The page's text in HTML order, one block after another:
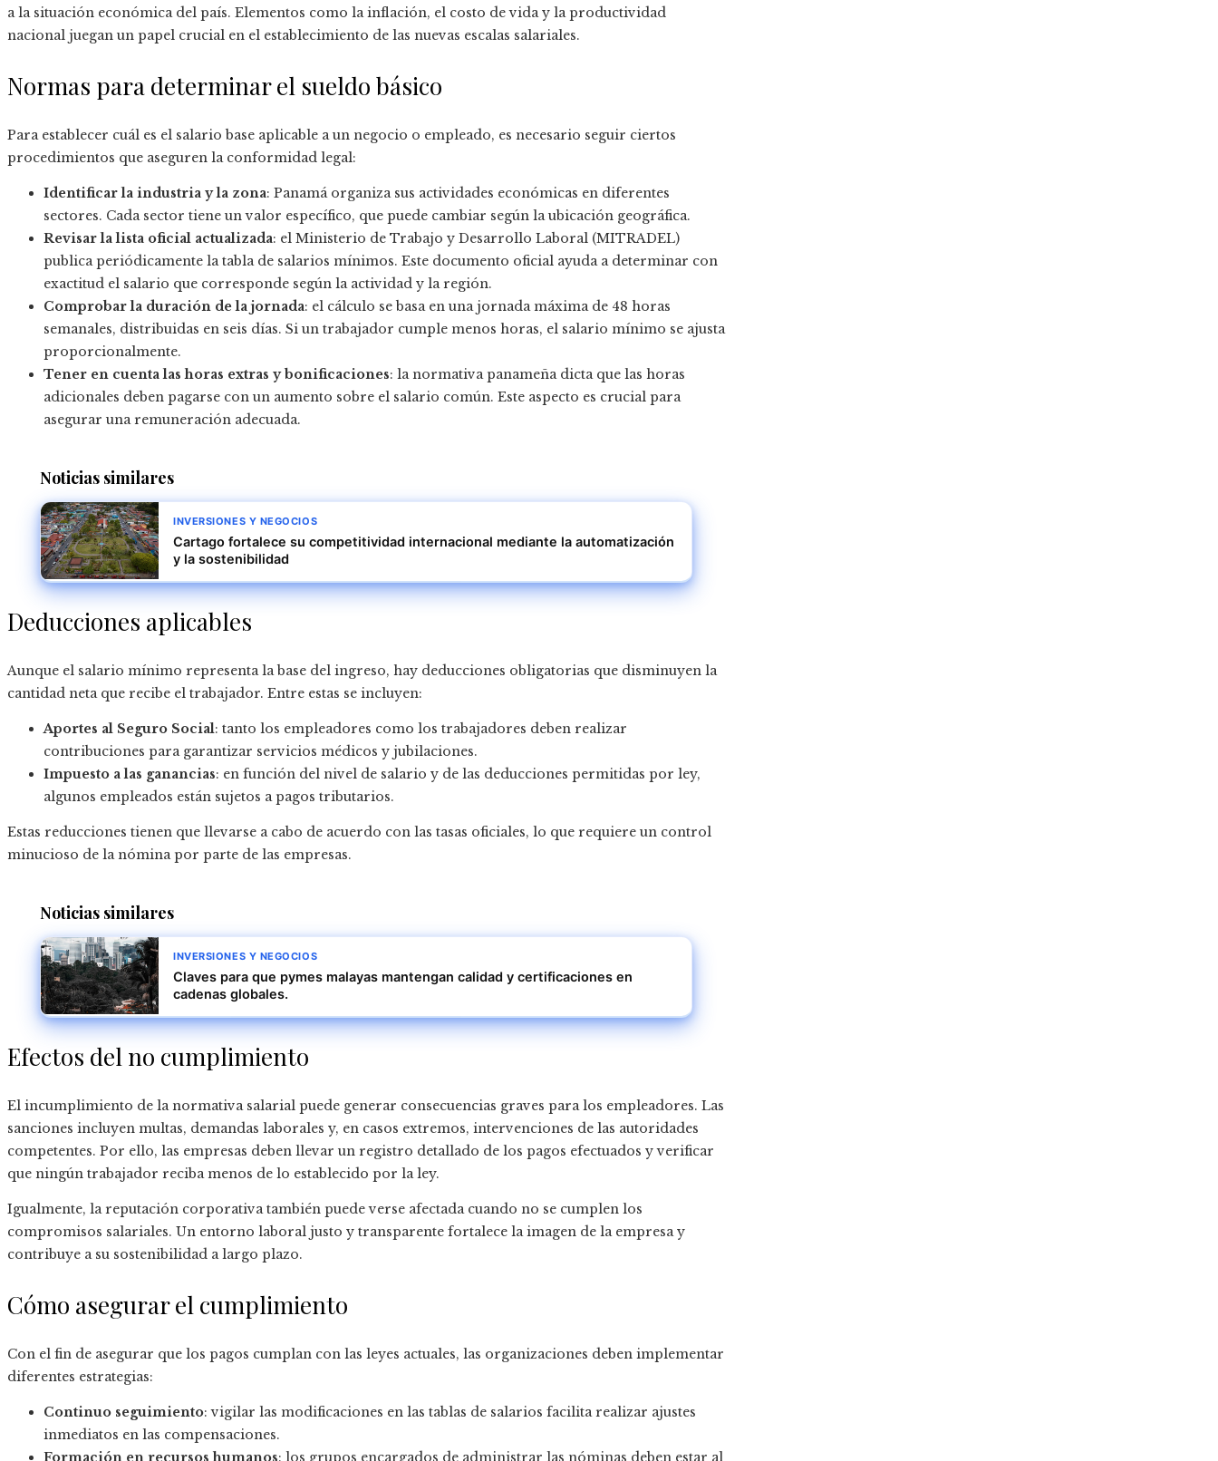
a la situación económica del país. Elementos como la inflación, el costo de vida y la productividad
nacional juegan un papel crucial en el establecimiento de las nuevas escalas salariales.
Normas para determinar el sueldo básico
Para establecer cuál es el salario base aplicable a un negocio o empleado, es necesario seguir ciertos
procedimientos que aseguren la conformidad legal:
Identificar la industria y la zona: Panamá organiza sus actividades económicas en diferentes
sectores. Cada sector tiene un valor específico, que puede cambiar según la ubicación geográfica.
Revisar la lista oficial actualizada: el Ministerio de Trabajo y Desarrollo Laboral (MITRADEL)
publica periódicamente la tabla de salarios mínimos. Este documento oficial ayuda a determinar con
exactitud el salario que corresponde según la actividad y la región.
Comprobar la duración de la jornada: el cálculo se basa en una jornada máxima de 48 horas
semanales, distribuidas en seis días. Si un trabajador cumple menos horas, el salario mínimo se ajusta
proporcionalmente.
Tener en cuenta las horas extras y bonificaciones: la normativa panameña dicta que las horas
adicionales deben pagarse con un aumento sobre el salario común. Este aspecto es crucial para
asegurar una remuneración adecuada.
Noticias similares
INVERSIONES Y NEGOCIOS
Cartago fortalece su competitividad internacional mediante la automatización
y la sostenibilidad
Deducciones aplicables
Aunque el salario mínimo representa la base del ingreso, hay deducciones obligatorias que disminuyen la
cantidad neta que recibe el trabajador. Entre estas se incluyen:
Aportes al Seguro Social: tanto los empleadores como los trabajadores deben realizar
contribuciones para garantizar servicios médicos y jubilaciones.
Impuesto a las ganancias: en función del nivel de salario y de las deducciones permitidas por ley,
algunos empleados están sujetos a pagos tributarios.
Estas reducciones tienen que llevarse a cabo de acuerdo con las tasas oficiales, lo que requiere un control
minucioso de la nómina por parte de las empresas.
Noticias similares
INVERSIONES Y NEGOCIOS
Claves para que pymes malayas mantengan calidad y certificaciones en
cadenas globales.
Efectos del no cumplimiento
El incumplimiento de la normativa salarial puede generar consecuencias graves para los empleadores. Las
sanciones incluyen multas, demandas laborales y, en casos extremos, intervenciones de las autoridades
competentes. Por ello, las empresas deben llevar un registro detallado de los pagos efectuados y verificar
que ningún trabajador reciba menos de lo establecido por la ley.
Igualmente, la reputación corporativa también puede verse afectada cuando no se cumplen los
compromisos salariales. Un entorno laboral justo y transparente fortalece la imagen de la empresa y
contribuye a su sostenibilidad a largo plazo.
Cómo asegurar el cumplimiento
Con el fin de asegurar que los pagos cumplan con las leyes actuales, las organizaciones deben implementar
diferentes estrategias:
Continuo seguimiento: vigilar las modificaciones en las tablas de salarios facilita realizar ajustes
inmediatos en las compensaciones.
Formación en recursos humanos: los grupos encargados de administrar las nóminas deben estar al